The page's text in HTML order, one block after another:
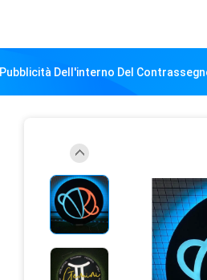
Pubblicità Dell'interno Del